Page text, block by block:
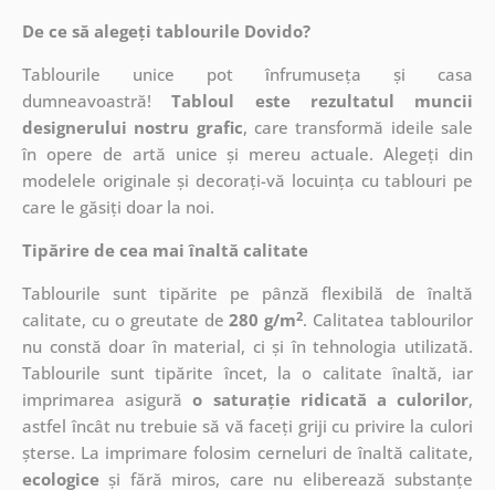
De ce să alegeți tablourile Dovido?
Tablourile unice pot înfrumuseța și casa
dumneavoastră!Tabloul este rezultatul muncii
designerului nostru grafic, caretransformă ideile sale
în opere de artă unice și mereu actuale. Alegeți din
modelele originale și decorați-vă locuința cu tablouri pe
care le găsiți doar la noi.
Tipărire de cea mai înaltă calitate
Tablourile sunt tipărite pe pânză flexibilă de înaltă
calitate, cu o greutate de280 g/m2. Calitatea tablourilor
nu constă doar în material, ci și în tehnologia utilizată.
Tablourile sunt tipărite încet, la o calitate înaltă, iar
imprimarea asigurăo saturație ridicată a culorilor,
astfel încât nu trebuie să vă faceți griji cu privire la culori
șterse. La imprimare folosim cerneluri de înaltă calitate,
ecologiceși fără miros, care nu eliberează substanțe